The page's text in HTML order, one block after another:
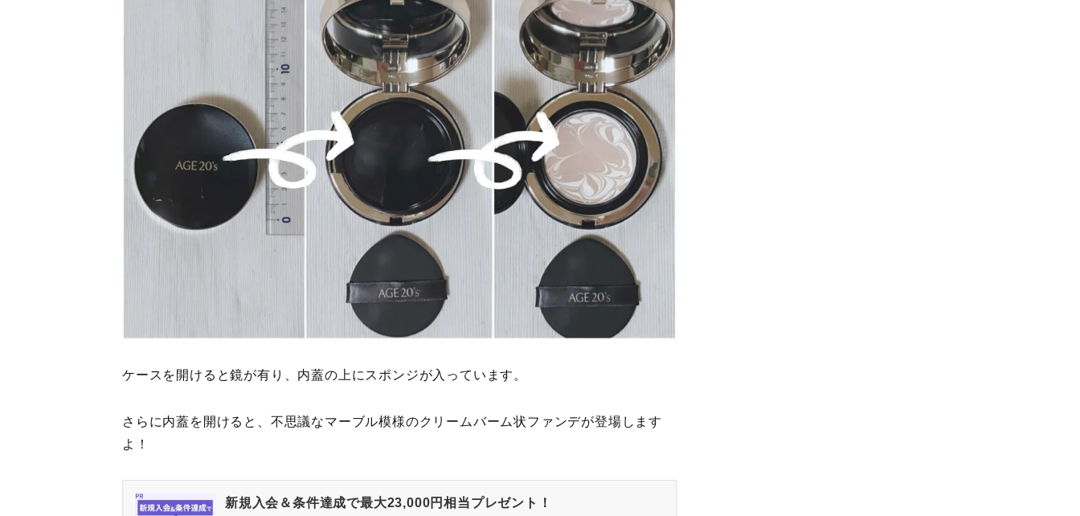
ケースを開けると鏡が有り、内蓋の上にスポンジが入っています。
さらに内蓋を開けると、不思議なマーブル模様のクリームバーム状ファンデが登場します
よ！
新規入会＆条件達成で最大23,000円相当プレゼント！